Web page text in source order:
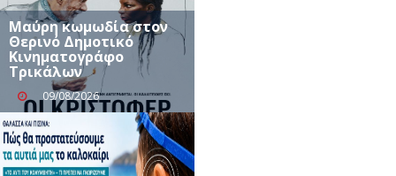
Μαύρη κωμωδία στον
Θερινό Δημοτικό
Κινηματογράφο
Τρικάλων
09/08/2026